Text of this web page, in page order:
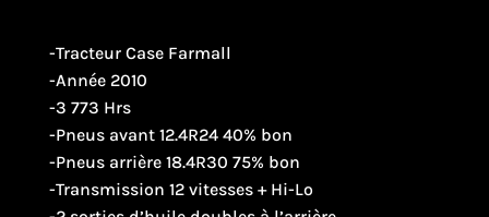
-Tracteur Case Farmall
-Année 2010
-3 773 Hrs
-Pneus avant 12.4R24 40% bon
-Pneus arrière 18.4R30 75% bon
-Transmission 12 vitesses + Hi-Lo